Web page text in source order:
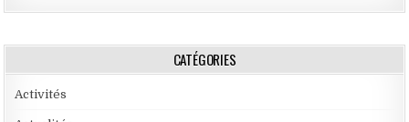
CATÉGORIES
Activités